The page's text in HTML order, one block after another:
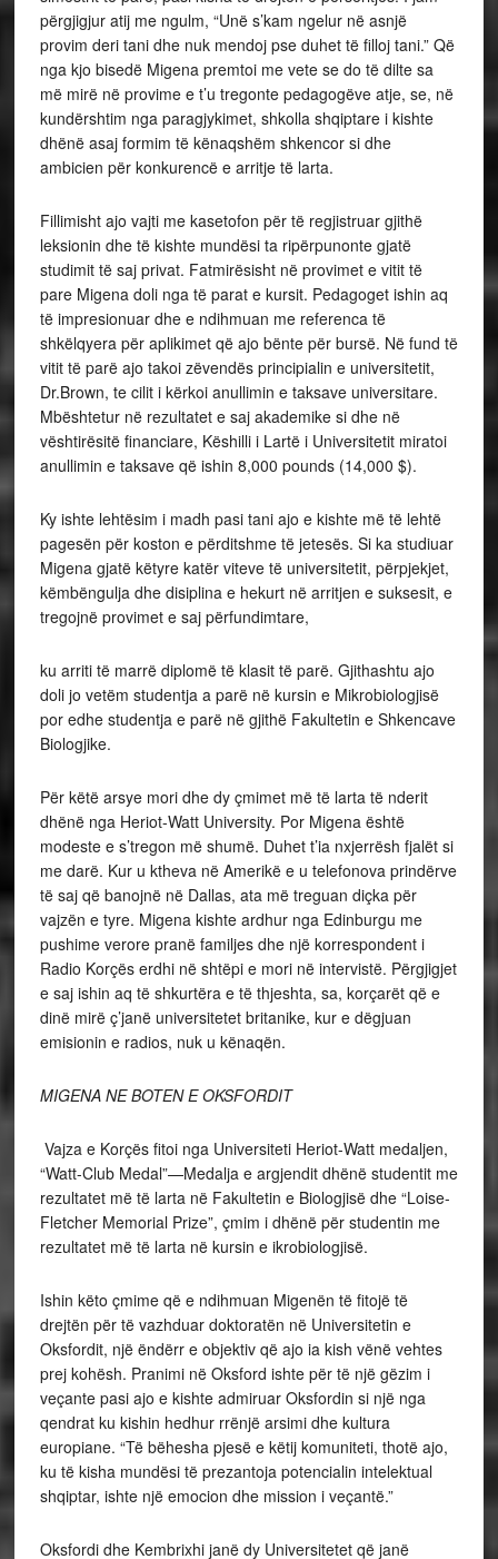
përgjigjur atij me ngulm, “Unë s’kam ngelur në asnjë
provim deri tani dhe nuk mendoj pse duhet të filloj tani.” Që
nga kjo bisedë Migena premtoi me vete se do të dilte sa
më mirë në provime e t’u tregonte pedagogëve atje, se, në
kundërshtim nga paragjykimet, shkolla shqiptare i kishte
dhënë asaj formim të kënaqshëm shkencor si dhe
ambicien për konkurencë e arritje të larta.
Fillimisht ajo vajti me kasetofon për të regjistruar gjithë
leksionin dhe të kishte mundësi ta ripërpunonte gjatë
studimit të saj privat. Fatmirësisht në provimet e vitit të
pare Migena doli nga të parat e kursit. Pedagoget ishin aq
të impresionuar dhe e ndihmuan me referenca të
shkëlqyera për aplikimet që ajo bënte për bursë. Në fund të
vitit të parë ajo takoi zëvendës principialin e universitetit,
Dr.Brown, te cilit i kërkoi anullimin e taksave universitare.
Mbështetur në rezultatet e saj akademike si dhe në
vështirësitë financiare, Këshilli i Lartë i Universitetit miratoi
anullimin e taksave që ishin 8,000 pounds (14,000 $).
Ky ishte lehtësim i madh pasi tani ajo e kishte më të lehtë
pagesën për koston e përditshme të jetesës. Si ka studiuar
Migena gjatë këtyre katër viteve të universitetit, përpjekjet,
këmbëngulja dhe disiplina e hekurt në arritjen e suksesit, e
tregojnë provimet e saj përfundimtare,
ku arriti të marrë diplomë të klasit të parë. Gjithashtu ajo
doli jo vetëm studentja a parë në kursin e Mikrobiologjisë
por edhe studentja e parë në gjithë Fakultetin e Shkencave
Biologjike.
Për këtë arsye mori dhe dy çmimet më të larta të nderit
dhënë nga Heriot-Watt University. Por Migena është
modeste e s’tregon më shumë. Duhet t’ia nxjerrësh fjalët si
me darë. Kur u ktheva në Amerikë e u telefonova prindërve
të saj që banojnë në Dallas, ata më treguan diçka për
vajzën e tyre. Migena kishte ardhur nga Edinburgu me
pushime verore pranë familjes dhe një korrespondent i
Radio Korçës erdhi në shtëpi e mori në intervistë. Përgjigjet
e saj ishin aq të shkurtëra e të thjeshta, sa, korçarët që e
dinë mirë ç’janë universitetet britanike, kur e dëgjuan
emisionin e radios, nuk u kënaqën.
MIGENA NE BOTEN E OKSFORDIT
Vajza e Korçës fitoi nga Universiteti Heriot-Watt medaljen,
“Watt-Club Medal”—Medalja e argjendit dhënë studentit me
rezultatet më të larta në Fakultetin e Biologjisë dhe “Loise-
Fletcher Memorial Prize”, çmim i dhënë për studentin me
rezultatet më të larta në kursin e ikrobiologjisë.
Ishin këto çmime që e ndihmuan Migenën të fitojë të
drejtën për të vazhduar doktoratën në Universitetin e
Oksfordit, një ëndërr e objektiv që ajo ia kish vënë vehtes
prej kohësh. Pranimi në Oksford ishte për të një gëzim i
veçante pasi ajo e kishte admiruar Oksfordin si një nga
qendrat ku kishin hedhur rrënjë arsimi dhe kultura
europiane. “Të bëhesha pjesë e këtij komuniteti, thotë ajo,
ku të kisha mundësi të prezantoja potencialin intelektual
shqiptar, ishte një emocion dhe mission i veçantë.”
Oksfordi dhe Kembrixhi janë dy Universitetet që janë